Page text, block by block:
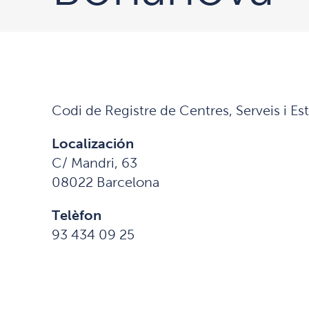
Codi de Registre de Centres, Serveis i
Localización
C/ Mandri, 63
08022 Barcelona
Telèfon
93 434 09 25